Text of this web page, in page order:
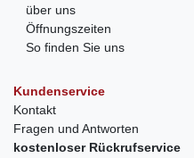
über uns
Öffnungszeiten
So finden Sie uns
Kundenservice
Kontakt
Fragen und Antworten
kostenloser Rückrufservice